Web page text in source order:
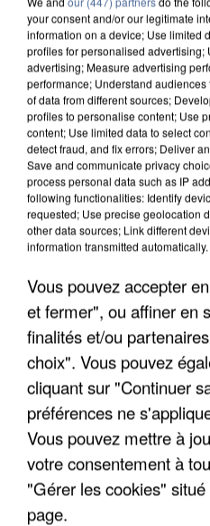
APRÈS TOUTES CES
DE FAUNE SAUVAGE
your consent and/or our legitimate
information on a device; Use limited
profiles for personalised
advertising; Measure advertising
performance; Understand
of data from different sources;
profiles to personalise content; Use
content; Use limited data to select
detect fraud, and fix errors; Deliver
Save and communicate privacy
process personal data such as IP
following functionalities: Identify
requested; Use precise geolocation
other data sources; Link different
information transmitted automatically.
Vous pouvez accepter
et fermer", ou affiner en
finalités et/ou
choix". Vous pouvez
cliquant sur "Continuer
préférences ne
Vous pouvez mettre à
votre consentement à
"Gérer les cookies"
page.